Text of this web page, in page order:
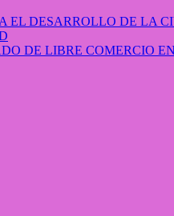
DE LIBRE COMERCIO